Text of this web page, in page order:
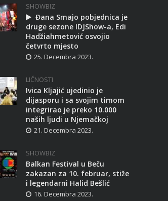
SHOWBIZ
Đana Smajo pobjednica je
druge sezone IDJShow-a, Edi
Hadžiahmetović osvojio
četvrto mjesto
25. Decembra 2023.
LIČNOSTI
Ivica Kljajić ujedinio je
dijasporu i sa svojim timom
integrirao je preko 10.000
naših ljudi u Njemačkoj
21. Decembra 2023.
SHOWBIZ
Balkan Festival u Beču
zakazan za 10. februar, stiže
i legendarni Halid Bešlić
16. Decembra 2023.